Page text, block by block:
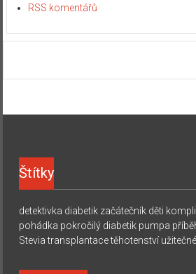
RSS komentářů
Štítky
detektivka diabetik začátečník děti
pohádka pokročilý diabetik pumpa
Stevia transplantace těhotenství